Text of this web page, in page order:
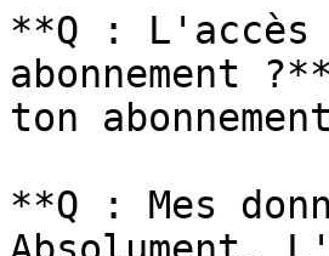
**Q :
abonnement
ton
**Q : Mes